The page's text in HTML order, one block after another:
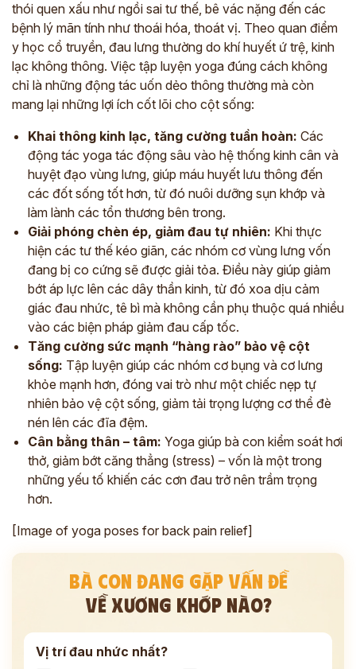
thói quen xấu như ngồi sai tư thế, bê vác nặng đến các
bệnh lý mãn tính như thoái hóa, thoát vị. Theo quan điểm
y học cổ truyền, đau lưng thường do khí huyết ứ trệ, kinh
lạc không thông. Việc tập luyện yoga đúng cách không
chỉ là những động tác uốn dẻo thông thường mà còn
mang lại những lợi ích cốt lõi cho cột sống:
Khai thông kinh lạc, tăng cường tuần hoàn: Các
động tác yoga tác động sâu vào hệ thống kinh cân và
huyệt đạo vùng lưng, giúp máu huyết lưu thông đến
các đốt sống tốt hơn, từ đó nuôi dưỡng sụn khớp và
làm lành các tổn thương bên trong.
Giải phóng chèn ép, giảm đau tự nhiên: Khi thực
hiện các tư thế kéo giãn, các nhóm cơ vùng lưng vốn
đang bị co cứng sẽ được giải tỏa. Điều này giúp giảm
bớt áp lực lên các dây thần kinh, từ đó xoa dịu cảm
giác đau nhức, tê bì mà không cần phụ thuộc quá nhiều
vào các biện pháp giảm đau cấp tốc.
Tăng cường sức mạnh “hàng rào” bảo vệ cột
sống: Tập luyện giúp các nhóm cơ bụng và cơ lưng
khỏe mạnh hơn, đóng vai trò như một chiếc nẹp tự
nhiên bảo vệ cột sống, giảm tải trọng lượng cơ thể đè
nén lên các đĩa đệm.
Cân bằng thân – tâm: Yoga giúp bà con kiểm soát hơi
thở, giảm bớt căng thẳng (stress) – vốn là một trong
những yếu tố khiến các cơn đau trở nên trầm trọng
hơn.
[Image of yoga poses for back pain relief]
BÀ CON ĐANG GẶP VẤN ĐỀ
VỀ XƯƠNG KHỚP NÀO?
Vị trí đau nhức nhất?